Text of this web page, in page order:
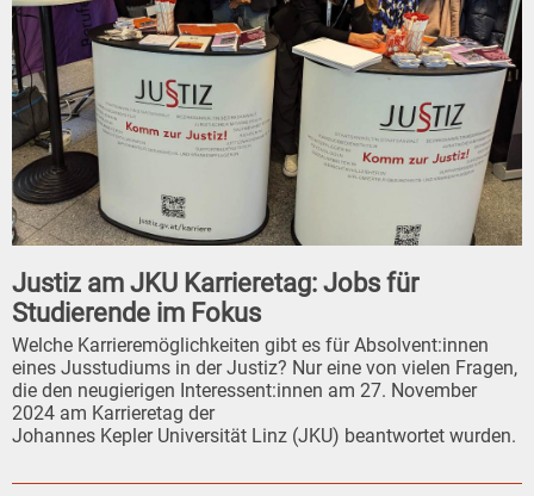
Justiz am JKU Karrieretag: Jobs für
Studierende im Fokus
Welche Karrieremöglichkeiten gibt es für Absolvent:innen
eines Jusstudiums in der Justiz? Nur eine von vielen Fragen,
die den neugierigen Interessent:innen am 27. November
2024 am Karrieretag der
Johannes Kepler Universität Linz (JKU) beantwortet wurden.